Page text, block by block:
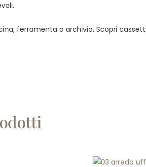
ferramenta o archivio. Scopri